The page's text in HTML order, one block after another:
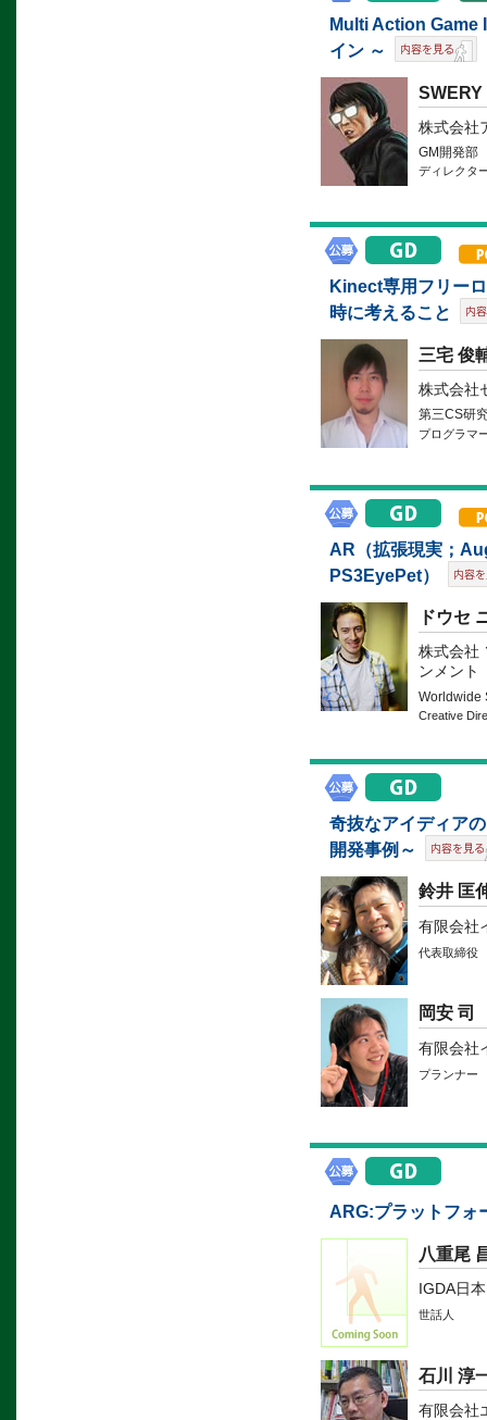
Multi Action Game
イン ～
SWERY
株式会社
GM開発部
ディレクタ
Kinect専用フリー
時に考えること
三宅 俊
株式会社
第三CS研
プログラマ
AR（拡張現実；
PS3EyePet）
ドウセ
株式会社
ンメント
Worldwide
Creative
奇抜なアイディア
開発事例～
鈴井 匡
有限会社
代表取締役
岡安 司
有限会社
プランナー
ARG:プラットフォ
八重尾
IGDA日
世話人
石川 淳
有限会社